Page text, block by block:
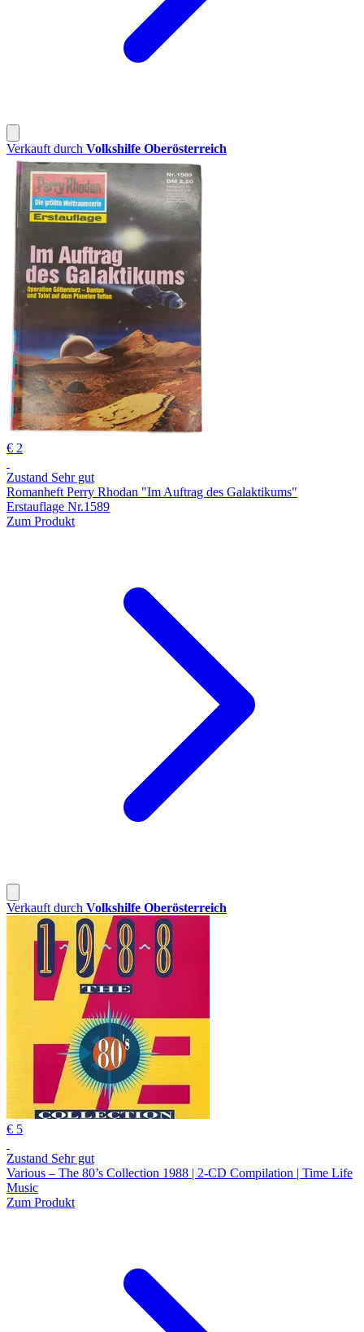
Verkauft durch Volkshilfe Oberösterreich
€ 2
Zustand Sehr gut
Romanheft Perry Rhodan "Im Auftrag des Galaktikums"
Erstauflage Nr.1589
Zum Produkt
Verkauft durch Volkshilfe Oberösterreich
€ 5
Zustand Sehr gut
Various – The 80’s Collection 1988 | 2-CD Compilation | Time Life
Music
Zum Produkt